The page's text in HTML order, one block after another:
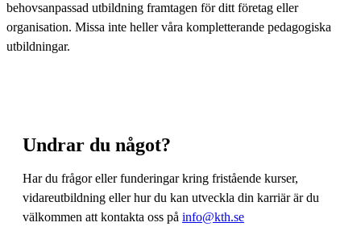
behovsanpassad utbildning framtagen för ditt företag eller
organisation. Missa inte heller våra kompletterande pedagogiska
utbildningar.
Undrar du något?
Har du frågor eller funderingar kring fristående kurser,
vidareutbildning eller hur du kan utveckla din karriär är du
välkommen att kontakta oss på info@kth.se